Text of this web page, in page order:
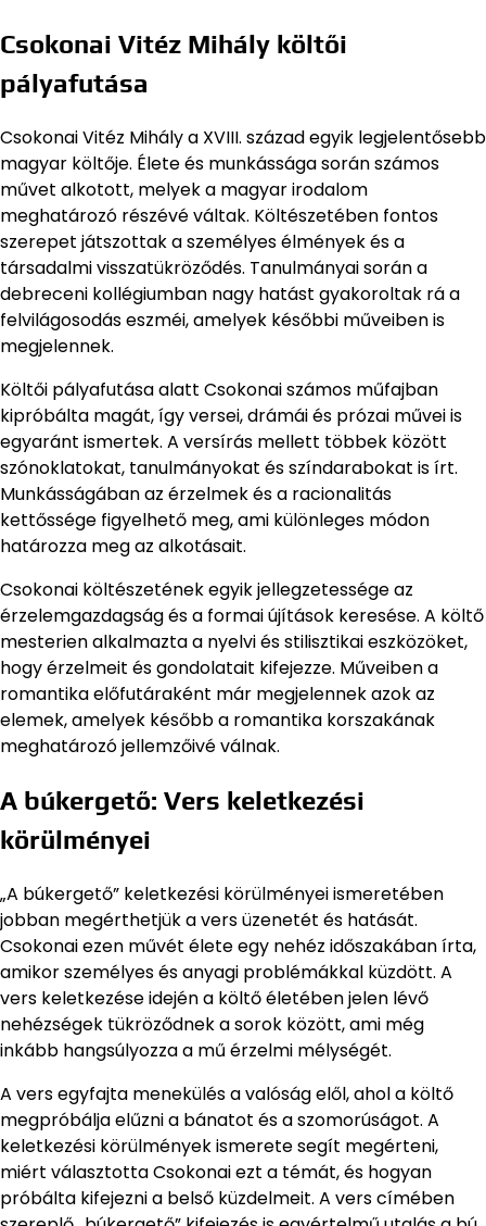
Csokonai Vitéz Mihály költői
pályafutása
Csokonai Vitéz Mihály a XVIII. század egyik legjelentősebb
magyar költője. Élete és munkássága során számos
művet alkotott, melyek a magyar irodalom
meghatározó részévé váltak. Költészetében fontos
szerepet játszottak a személyes élmények és a
társadalmi visszatükröződés. Tanulmányai során a
debreceni kollégiumban nagy hatást gyakoroltak rá a
felvilágosodás eszméi, amelyek későbbi műveiben is
megjelennek.
Költői pályafutása alatt Csokonai számos műfajban
kipróbálta magát, így versei, drámái és prózai művei is
egyaránt ismertek. A versírás mellett többek között
szónoklatokat, tanulmányokat és színdarabokat is írt.
Munkásságában az érzelmek és a racionalitás
kettőssége figyelhető meg, ami különleges módon
határozza meg az alkotásait.
Csokonai költészetének egyik jellegzetessége az
érzelemgazdagság és a formai újítások keresése. A költő
mesterien alkalmazta a nyelvi és stilisztikai eszközöket,
hogy érzelmeit és gondolatait kifejezze. Műveiben a
romantika előfutáraként már megjelennek azok az
elemek, amelyek később a romantika korszakának
meghatározó jellemzőivé válnak.
A búkergető: Vers keletkezési
körülményei
„A búkergető” keletkezési körülményei ismeretében
jobban megérthetjük a vers üzenetét és hatását.
Csokonai ezen művét élete egy nehéz időszakában írta,
amikor személyes és anyagi problémákkal küzdött. A
vers keletkezése idején a költő életében jelen lévő
nehézségek tükröződnek a sorok között, ami még
inkább hangsúlyozza a mű érzelmi mélységét.
A vers egyfajta menekülés a valóság elől, ahol a költő
megpróbálja elűzni a bánatot és a szomorúságot. A
keletkezési körülmények ismerete segít megérteni,
miért választotta Csokonai ezt a témát, és hogyan
próbálta kifejezni a belső küzdelmeit. A vers címében